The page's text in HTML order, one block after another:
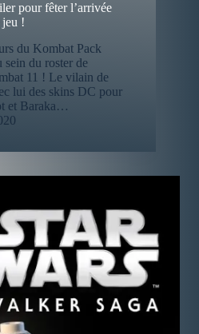
pour fêter l’arrivée
jeu !
du Kombat Pack
sein du roster de
11 ! Le vilain de
lui des skins DC pour
et Baraka…